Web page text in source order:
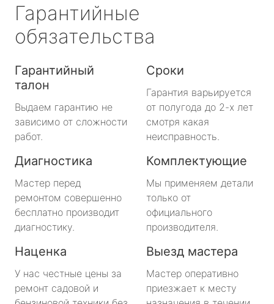
Гарантийные
обязательства
Гарантийный
талон
Выдаем гарантию не
зависимо от сложности
работ.
Сроки
Гарантия варьируется
от полугода до 2-х лет
смотря какая
неисправность.
Диагностика
Мастер перед
ремонтом совершенно
бесплатно производит
диагностику.
Комплектующие
Мы применяем детали
только от
официального
производителя.
Наценка
У нас честные цены за
ремонт садовой и
Выезд мастера
Мастер оперативно
приезжает к месту